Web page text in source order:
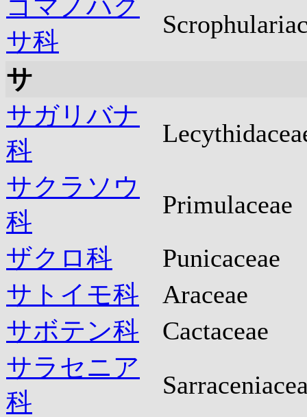
ゴマノハグ
サ科
サ
サガリバナ
科
サクラソウ
科
Primulaceae
ザクロ科
Punicaceae
サトイモ科
Araceae
サボテン科
Cactaceae
サラセニア
科